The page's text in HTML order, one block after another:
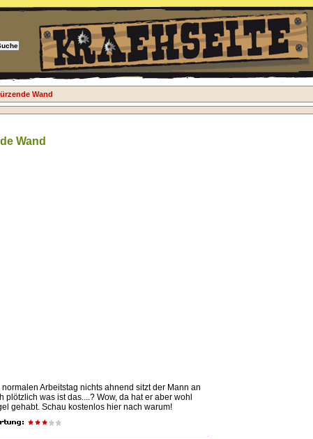
Wand
Wand
Arbeitstag nichts ahnend sitzt der Mann an
plötzlich was ist das....? Wow, da hat er aber wohl
gehabt. Schau kostenlos hier nach warum!